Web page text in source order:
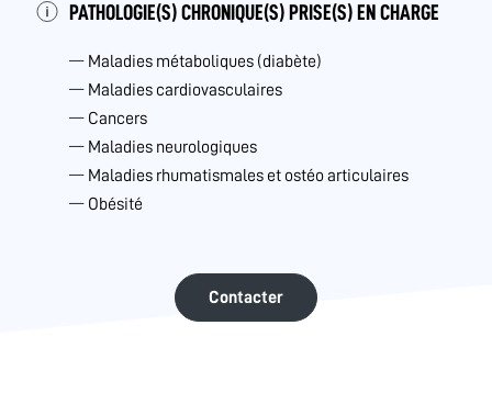
PATHOLOGIE(S) CHRONIQUE(S) PRISE(S) EN CHARGE
Maladies métaboliques (diabète)
Maladies cardiovasculaires
Cancers
Maladies neurologiques
Maladies rhumatismales et ostéo articulaires
Obésité
Contacter